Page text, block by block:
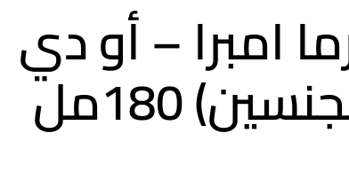
امبرا – أو دي
180مل